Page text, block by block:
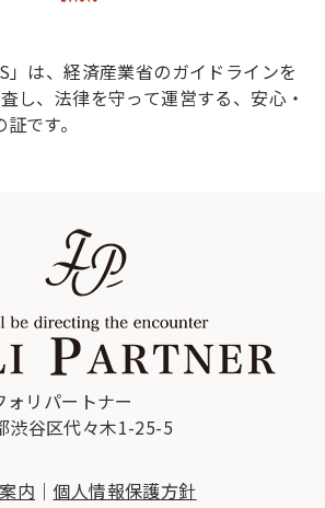
」は、経済産業省のガイドラインを
し、法律を守って運営する、安心・
です。
リパートナー
渋谷区代々木1-25-5
内 ｜ 個人情報保護方針